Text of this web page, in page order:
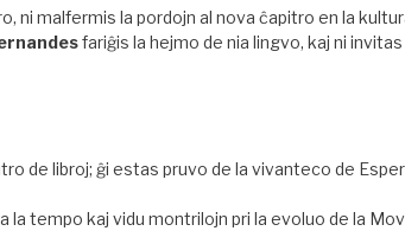
ni malfermis la pordojn al nova ĉapitro en la
fariĝis la hejmo de nia lingvo, kaj ni
de libroj; ĝi estas pruvo de la vivanteco de
la tempo kaj vidu montrilojn pri la evoluo de la